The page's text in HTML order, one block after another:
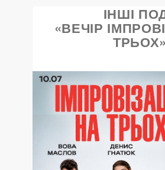
ІНШІ
«ВЕЧІР
ТРЬОХ»